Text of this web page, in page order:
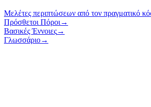
Μελέτες περιπτώσεων από τον πραγματικό
Πρόσθετοι Πόροι →
Βασικές Έννοιες→
Γλωσσάριο→